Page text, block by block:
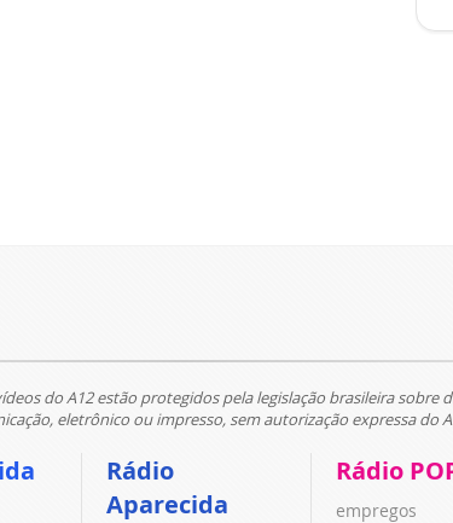
do A12 estão protegidos pela legislação brasileira sobre
eletrônico ou impresso, sem autorização expressa do
Rádio
Aparecida
Rádio
empregos